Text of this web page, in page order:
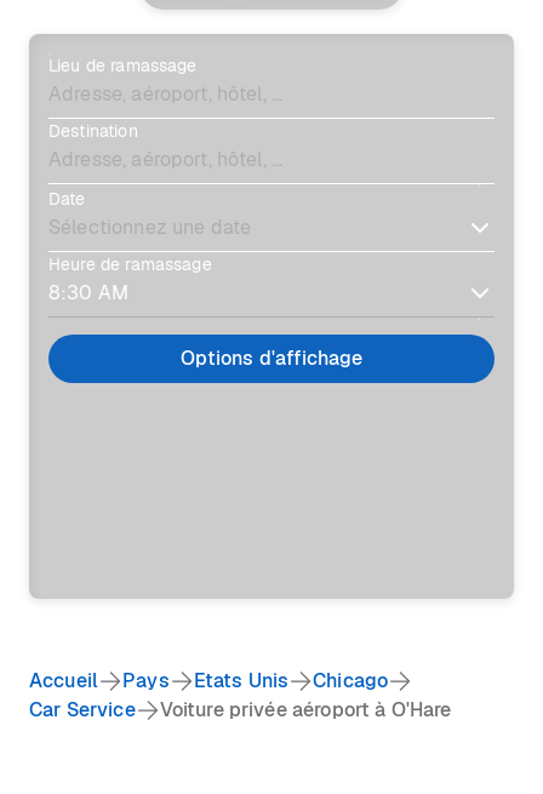
Lieu de ramassage
Destination
Date
Heure de ramassage
Options d'affichage
Accueil Pays Etats Unis
Chicago
Car Service
Voiture privée aéroport à O'Hare